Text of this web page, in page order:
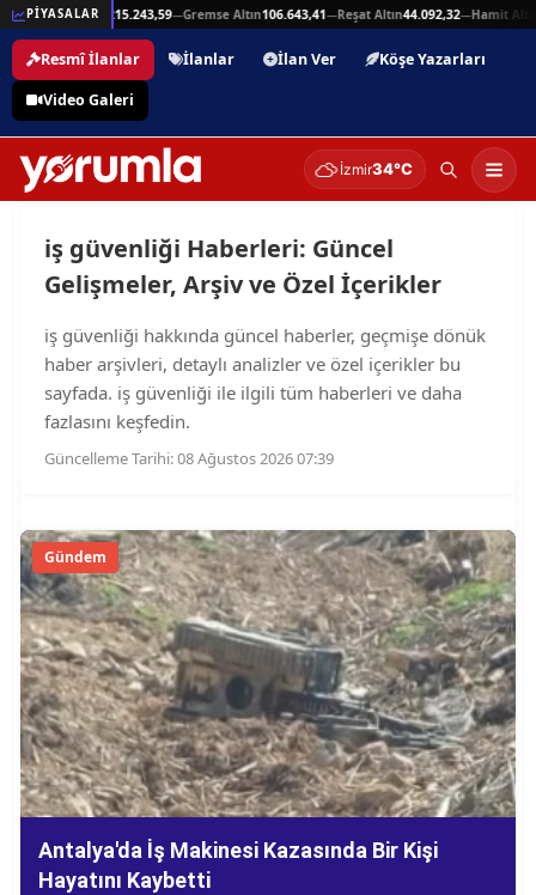
PİYASALAR
—Beşli Altın 215.243,59—Gremse Altın106.643,41—Reşat Altın44.092,32—Hamit Altın
Resmî İlanlar İlanlar İlan Ver
Köşe Yazarları
Video Galeri
İzmir34°C
iş güvenliği Haberleri: Güncel
Gelişmeler, Arşiv ve Özel İçerikler
iş güvenliği hakkında güncel haberler, geçmişe dönük
haber arşivleri, detaylı analizler ve özel içerikler bu
sayfada. iş güvenliği ile ilgili tüm haberleri ve daha
fazlasını keşfedin.
Güncelleme Tarihi: 08 Ağustos 2026 07:39
Gündem
Antalya'da İş Makinesi Kazasında Bir Kişi
Hayatını Kaybetti